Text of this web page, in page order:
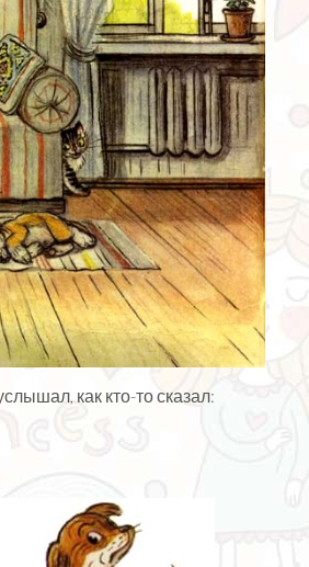
как кто-то сказал: